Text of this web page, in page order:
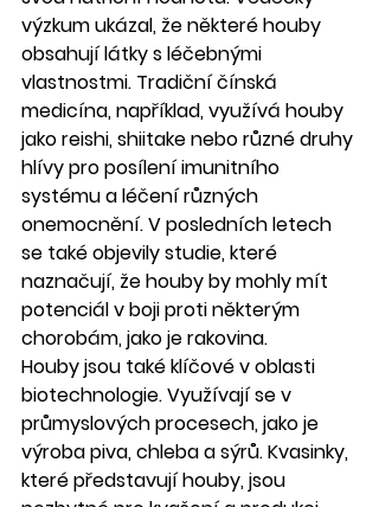
výzkum ukázal, že některé houby
obsahují látky s léčebnými
vlastnostmi. Tradiční čínská
medicína, například, využívá houby
jako reishi, shiitake nebo různé druhy
hlívy pro posílení imunitního
systému a léčení různých
onemocnění. V posledních letech
se také objevily studie, které
naznačují, že houby by mohly mít
potenciál v boji proti některým
chorobám, jako je rakovina.
Houby jsou také klíčové v oblasti
biotechnologie. Využívají se v
průmyslových procesech, jako je
výroba piva, chleba a sýrů. Kvasinky,
které představují houby, jsou